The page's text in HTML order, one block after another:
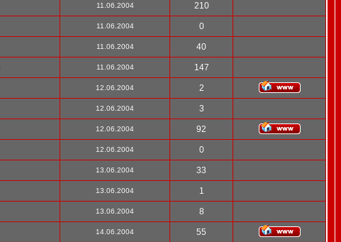
11.06.2004 210
11.06.2004 0
11.06.2004 40
11.06.2004 147
12.06.2004 2
12.06.2004 3
12.06.2004 92
12.06.2004 0
13.06.2004 33
13.06.2004 1
13.06.2004 8
14.06.2004 55